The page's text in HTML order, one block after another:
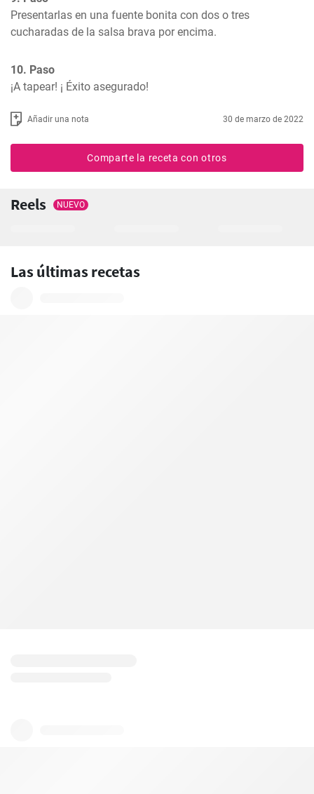
Presentarlas en una fuente bonita con dos o tres
cucharadas de la salsa brava por encima.
10. Paso
¡A tapear! ¡ Éxito asegurado!
Añadir una nota 30 de marzo de 2022
Comparte la receta con otros
Reels NUEVO
Las últimas recetas